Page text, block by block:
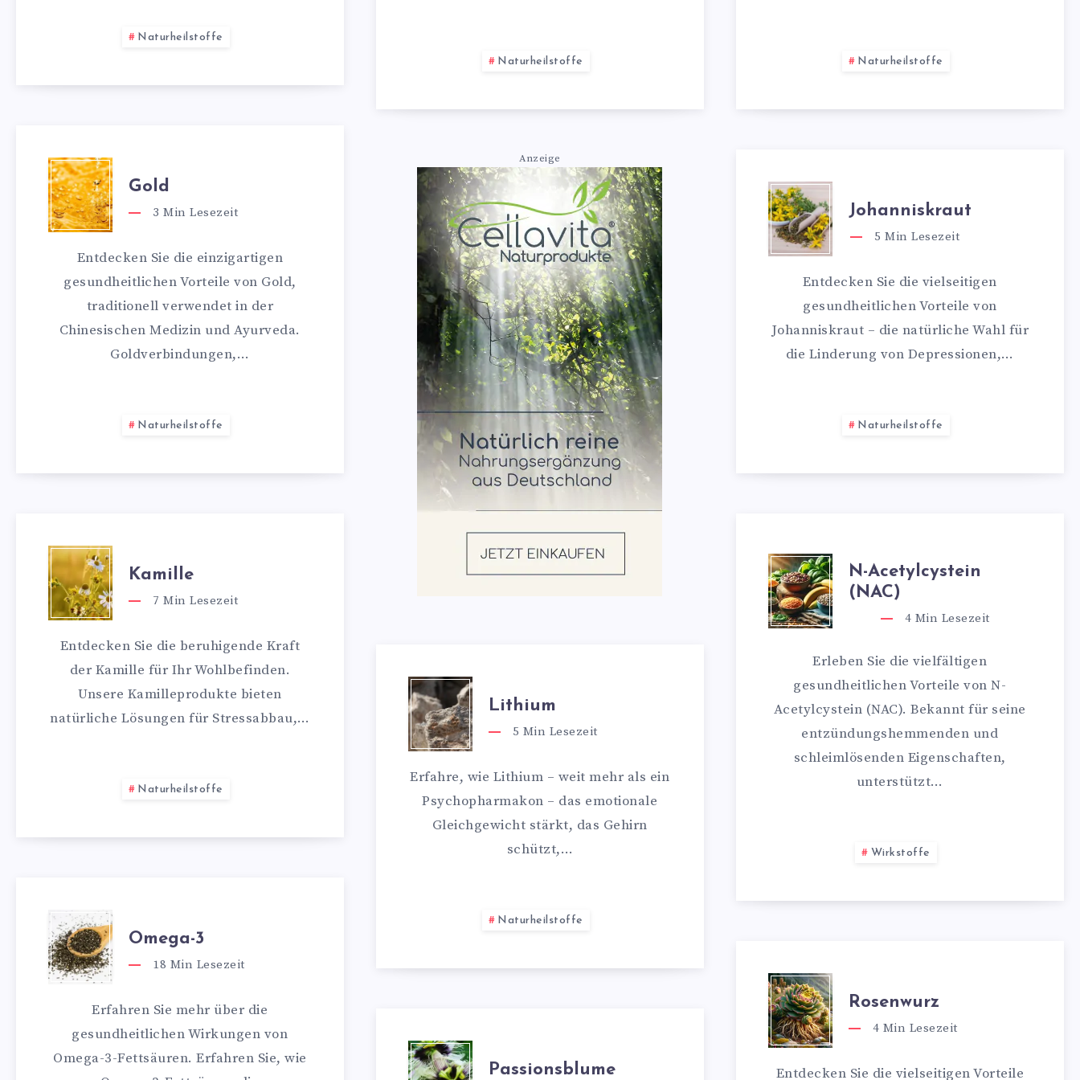
Naturheilstoffe
Naturheilstoffe
Naturheilstoffe
Gold
3 Min Lesezeit
Entdecken Sie die einzigartigen
gesundheitlichen Vorteile von Gold,
traditionell verwendet in der
Chinesischen Medizin und Ayurveda.
Goldverbindungen,…
Naturheilstoffe
Anzeige
Johanniskraut
5 Min Lesezeit
Entdecken Sie die vielseitigen
gesundheitlichen Vorteile von
Johanniskraut – die natürliche Wahl für
die Linderung von Depressionen,…
Naturheilstoffe
Kamille
7 Min Lesezeit
Entdecken Sie die beruhigende Kraft
der Kamille für Ihr Wohlbefinden.
Unsere Kamilleprodukte bieten
natürliche Lösungen für Stressabbau,…
Naturheilstoffe
Lithium
5 Min Lesezeit
Erfahre, wie Lithium – weit mehr als ein
Psychopharmakon – das emotionale
Gleichgewicht stärkt, das Gehirn
schützt,…
Naturheilstoffe
N-Acetylcystein
(NAC)
4 Min Lesezeit
Erleben Sie die vielfältigen
gesundheitlichen Vorteile von N-
Acetylcystein (NAC). Bekannt für seine
entzündungshemmenden und
schleimlösenden Eigenschaften,
unterstützt…
Wirkstoffe
Omega-3
18 Min Lesezeit
Erfahren Sie mehr über die
gesundheitlichen Wirkungen von
Omega-3-Fettsäuren. Erfahren Sie, wie
Passionsblume
Rosenwurz
4 Min Lesezeit
Entdecken Sie die vielseitigen Vorteile